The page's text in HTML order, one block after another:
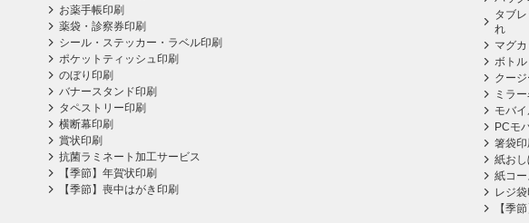
お薬手帳印刷
薬袋・診察券印刷
シール・ステッカー・ラベル印刷
ポケットティッシュ印刷
のぼり印刷
バナースタンド印刷
タペストリー印刷
横断幕印刷
賞状印刷
抗菌ラミネート加工サービス
【季節】年賀状印刷
【季節】喪中はがき印刷
タブ
れ
マグ
ボト
クー
ミラ
モバ
PCモ
箸袋印
紙おし
紙コ
レジ袋
【季